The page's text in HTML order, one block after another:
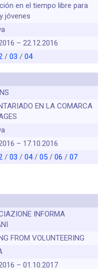
en el tiempo libre para
jóvenes
– 22.12.2016
/ 03 / 04
EN LA COMARCA
– 17.10.2016
/ 03 / 04/ 05 / 06 / 07
INFORMA
FROM VOLUNTEERING
– 01.10.2017